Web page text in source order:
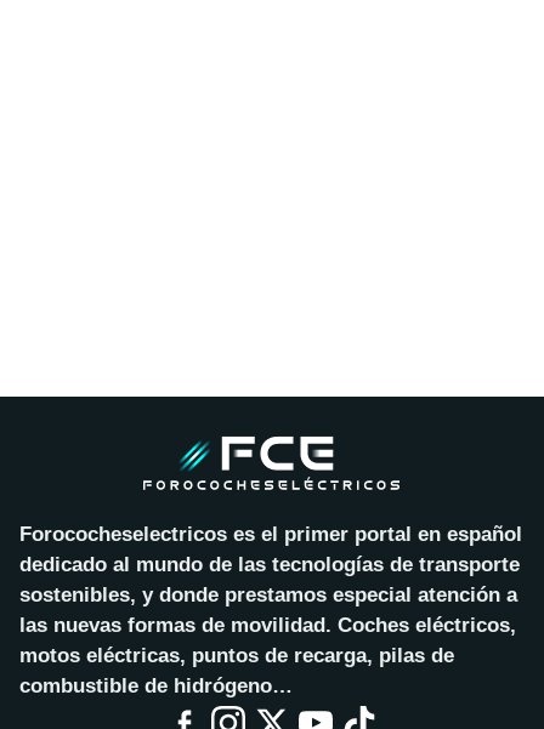
Forococheselectricos es el primer portal en español
dedicado al mundo de las tecnologías de transporte
sostenibles, y donde prestamos especial atención a
las nuevas formas de movilidad. Coches eléctricos,
motos eléctricas, puntos de recarga, pilas de
combustible de hidrógeno…